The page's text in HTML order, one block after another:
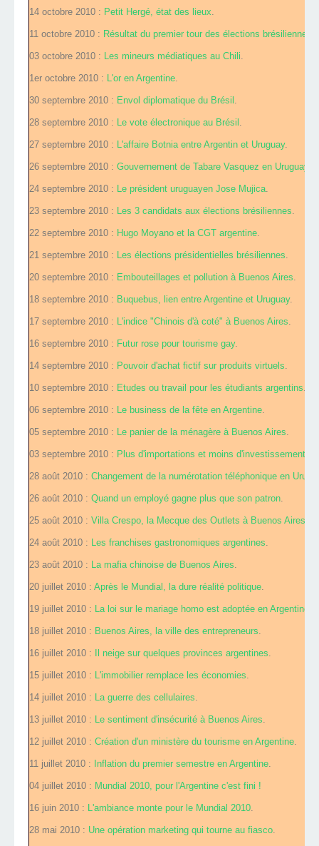
14 octobre 2010 : Petit Hergé, état des lieux.
11 octobre 2010 : Résultat du premier tour des élections brésiliennes
03 octobre 2010 : Les mineurs médiatiques au Chili.
1er octobre 2010 : L'or en Argentine.
30 septembre 2010 : Envol diplomatique du Brésil .
28 septembre 2010 : Le vote électronique au Brésil .
27 septembre 2010 : L'affaire Botnia entre Argentin et Uruguay.
26 septembre 2010 : Gouvernement de Tabare Vasquez en Uruguay
24 septembre 2010 : Le président uruguayen Jose Mujica.
23 septembre 2010 : Les 3 candidats aux élections brésiliennes.
22 septembre 2010 : Hugo Moyano et la CGT argentine.
21 septembre 2010 : Les élections présidentielles brésiliennes.
20 septembre 2010 : Embouteillages et pollution à Buenos Aires.
18 septembre 2010 : Buquebus, lien entre Argentine et Uruguay.
17 septembre 2010 : L'indice "Chinois d'à coté" à Buenos Aires.
16 septembre 2010 : Futur rose pour tourisme gay.
14 septembre 2010 : Pouvoir d'achat fictif sur produits virtuels.
10 septembre 2010 : Etudes ou travail pour les étudiants argentins.
06 septembre 2010 : Le business de la fête en Argentine.
05 septembre 2010 : Le panier de la ménagère à Buenos Aires.
03 septembre 2010 : Plus d'importations et moins d'investissements
28 août 2010 : Changement de la numérotation téléphonique en
26 août 2010 : Quand un employé gagne plus que son patron.
25 août 2010 : Villa Crespo, la Mecque des Outlets à Buenos Aires
24 août 2010 : Les franchises gastronomiques argentines.
23 août 2010 : La mafia chinoise de Buenos Aires.
20 juillet 2010 : Après le Mundial, la dure réalité politique.
19 juillet 2010 : La loi sur le mariage homo est adoptée en Argentine
18 juillet 2010 : Buenos Aires, la ville des entrepreneurs.
16 juillet 2010 : Il neige sur quelques provinces argentines.
15 juillet 2010 : L'immobilier remplace les économies.
14 juillet 2010 : La guerre des cellulaires.
13 juillet 2010 : Le sentiment d'insécurité à Buenos Aires.
12 juillet 2010 : Création d'un ministère du tourisme en Argentine.
11 juillet 2010 : Inflation du premier semestre en Argentine.
04 juillet 2010 : Mundial 2010, pour l'Argentine c'est fini !
16 juin 2010 : L'ambiance monte pour le Mundial 2010.
28 mai 2010 : Une opération marketing qui tourne au fiasco.